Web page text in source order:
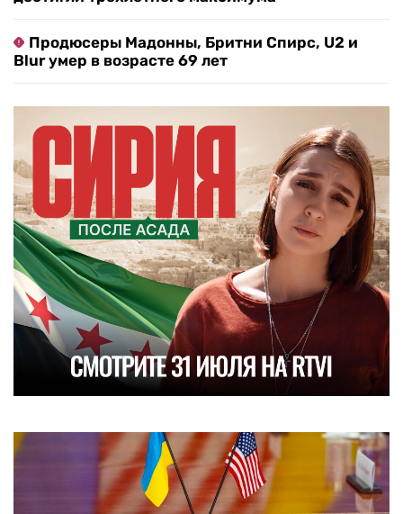
Продюсеры Мадонны, Бритни Спирс, U2 и
Blur умер в возрасте 69 лет